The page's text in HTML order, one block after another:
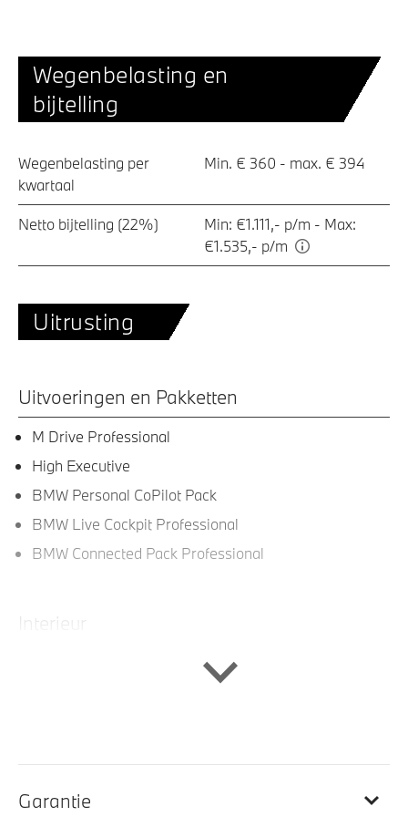
Wegenbelasting en
bijtelling
Wegenbelasting per
kwartaal
Min. € 360 - max. € 394
Netto bijtelling (22%)
Min: €1.111,- p/m - Max:
€1.535,- p/m
Uitrusting
Uitvoeringen en Pakketten
M Drive Professional
High Executive
BMW Personal CoPilot Pack
BMW Live Cockpit Professional
BMW Connected Pack Professional
Interieur
M Interieurlijsten Carbon Fibre
Garantie